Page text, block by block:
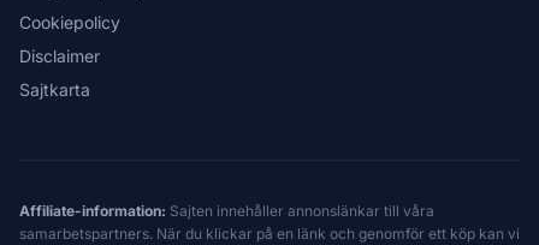
Cookiepolicy
Disclaimer
Sajtkarta
Affiliate-information: Sajten innehåller annonslänkar till våra
samarbetspartners. När du klickar på en länk och genomför ett köp kan vi